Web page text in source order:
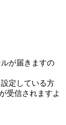
が届きますの
定している方
受信されますよ